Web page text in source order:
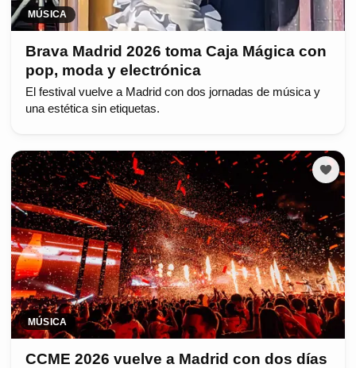
MÚSICA
Brava Madrid 2026 toma Caja Mágica con
pop, moda y electrónica
El festival vuelve a Madrid con dos jornadas de música y
una estética sin etiquetas.
MÚSICA
CCME 2026 vuelve a Madrid con dos días